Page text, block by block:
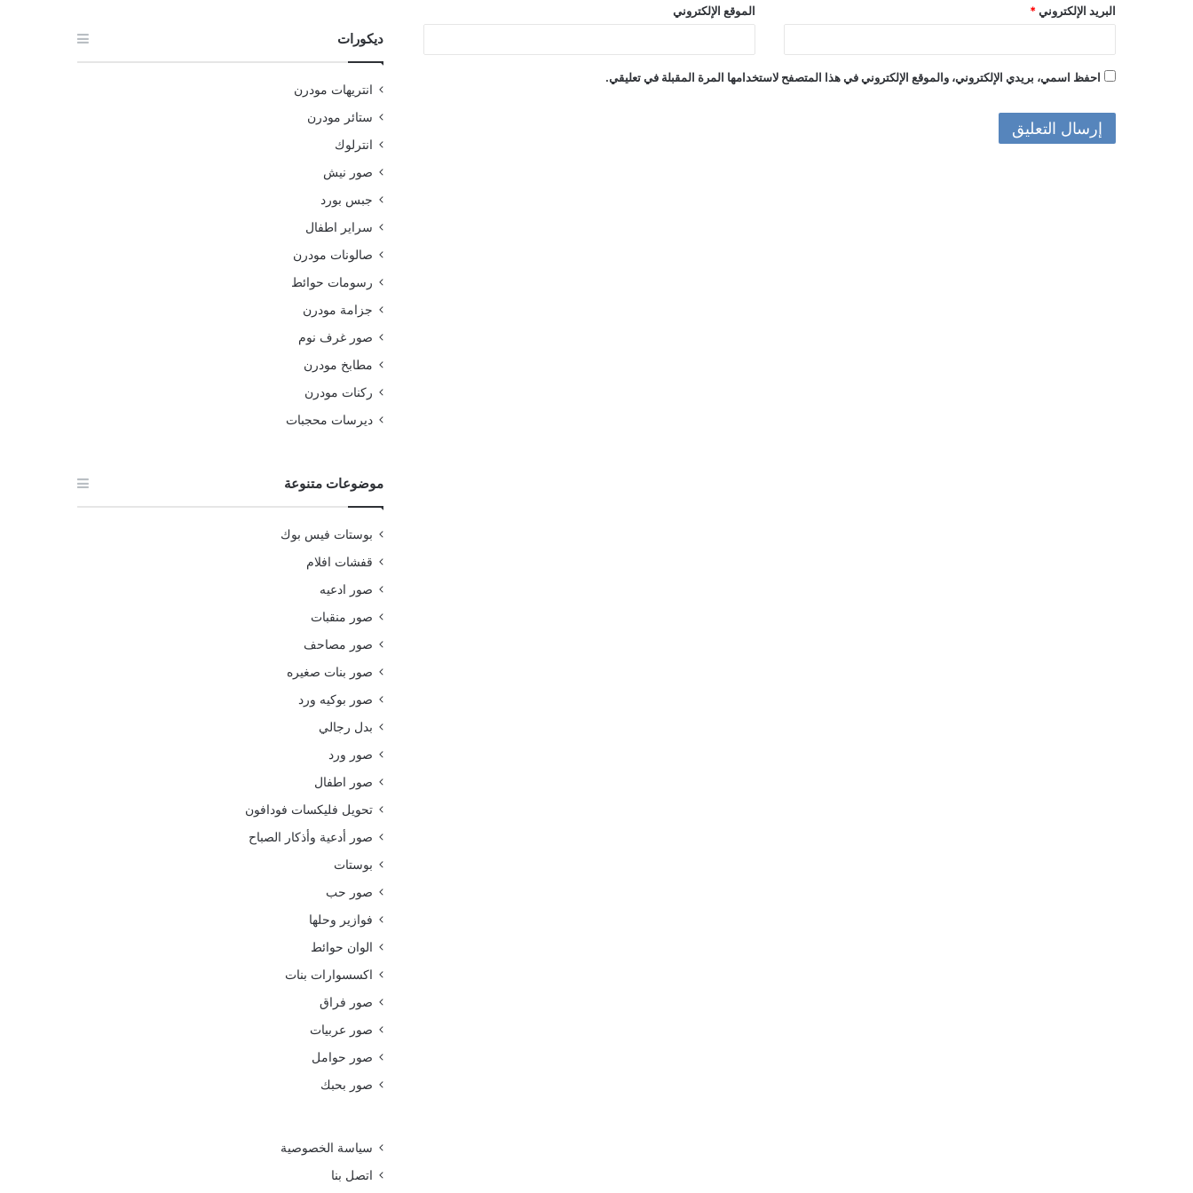
البريد الإلكتروني * الموقع الإلكتروني
احفظ اسمي، بريدي الإلكتروني، والموقع الإلكتروني في هذا المتصفح لاستخدامها المرة المقبلة في تعليقي.
ديكورات
انتريهات مودرن
ستائر مودرن
انترلوك
صور نيش
جبس بورد
سراير اطفال
صالونات مودرن
رسومات حوائط
جزامة مودرن
صور غرف نوم
مطابخ مودرن
ركنات مودرن
ديرسات محجبات
موضوعات متنوعة
بوستات فيس بوك
قفشات افلام
صور ادعيه
صور منقبات
صور مصاحف
صور بنات صغيره
صور بوكيه ورد
بدل رجالي
صور ورد
صور اطفال
تحويل فليكسات فودافون
صور أدعية وأذكار الصباح
بوستات
صور حب
فوازير وحلها
الوان حوائط
اكسسوارات بنات
صور فراق
صور عربيات
صور حوامل
صور بحبك
سياسة الخصوصية
اتصل بنا